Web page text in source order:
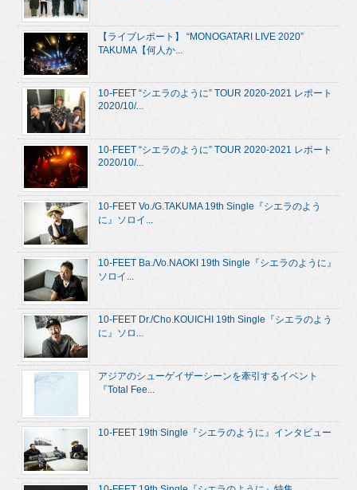
【ライブレポート】 “MONOGATARI LIVE 2020”
TAKUMA【何人か...
10-FEET “シエラのように” TOUR 2020-2021 レポート
2020/10/...
10-FEET “シエラのように” TOUR 2020-2021 レポート
2020/10/...
10-FEET Vo./G.TAKUMA 19th Single『シエラのよう
に』ソロイ...
10-FEET Ba./Vo.NAOKI 19th Single『シエラのように』
ソロイ...
10-FEET Dr./Cho.KOUICHI 19th Single『シエラのよう
に』ソロ...
アジアのシューゲイザーシーンを牽引するイベント
『Total Fee...
10-FEET 19th Single『シエラのように』インタビュー